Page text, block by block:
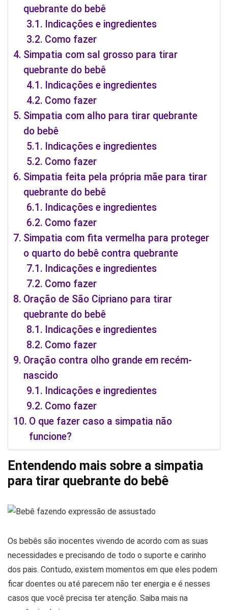
quebrante do bebê
Indicações e ingredientes
Como fazer
Simpatia com sal grosso para tirar
quebrante do bebê
Indicações e ingredientes
Como fazer
Simpatia com alho para tirar quebrante
do bebê
Indicações e ingredientes
Como fazer
Simpatia feita pela própria mãe para tirar
quebrante do bebê
Indicações e ingredientes
Como fazer
Simpatia com fita vermelha para proteger
o quarto do bebê contra quebrante
Indicações e ingredientes
Como fazer
Oração de São Cipriano para tirar
quebrante do bebê
Indicações e ingredientes
Como fazer
Oração contra olho grande em recém-
nascido
Indicações e ingredientes
Como fazer
O que fazer caso a simpatia não
funcione?
Entendendo mais sobre a simpatia
para tirar quebrante do bebê
Os bebês são inocentes vivendo de acordo com as suas
necessidades e precisando de todo o suporte e carinho
dos pais. Contudo, existem momentos em que eles podem
ficar doentes ou até parecem não ter energia e é nesses
casos que você precisa ter atenção. Saiba mais na